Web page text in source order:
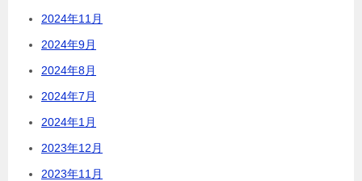
2024年11月
2024年9月
2024年8月
2024年7月
2024年1月
2023年12月
2023年11月